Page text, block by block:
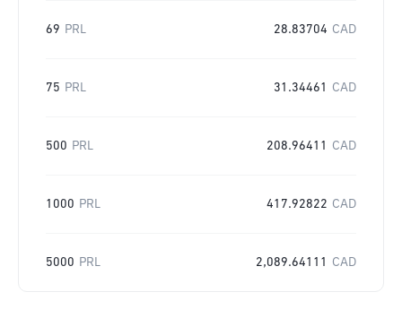
69 PRL 28.83704 CAD
75 PRL 31.34461 CAD
500 PRL 208.96411 CAD
1000 PRL 417.92822 CAD
5000 PRL 2,089.64111 CAD